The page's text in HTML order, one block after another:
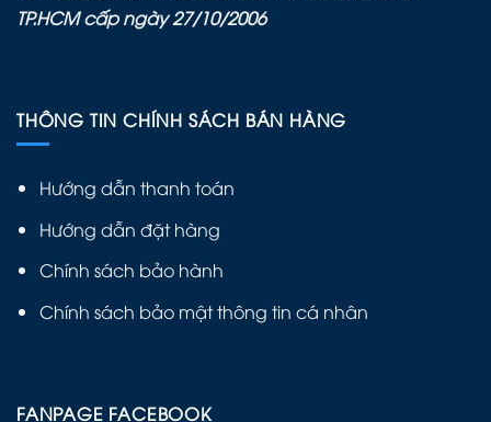
TP.HCM cấp ngày 27/10/2006
THÔNG TIN CHÍNH SÁCH BÁN HÀNG
Hướng dẫn thanh toán
Hướng dẫn đặt hàng
Chính sách bảo hành
Chính sách bảo mật thông tin cá nhân
FANPAGE FACEBOOK